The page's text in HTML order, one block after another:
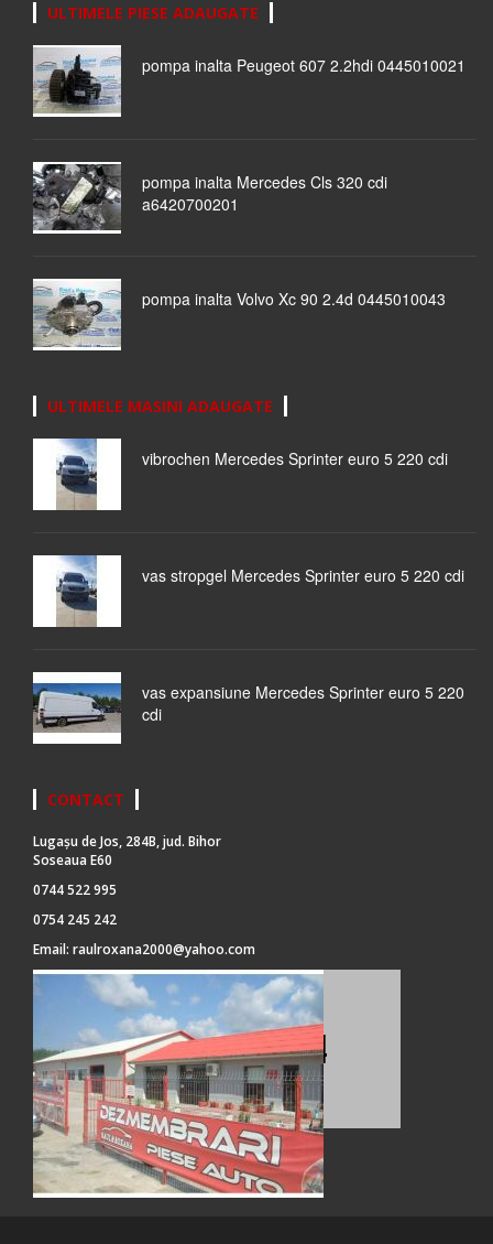
ULTIMELE PIESE ADAUGATE
pompa inalta Peugeot 607 2.2hdi 0445010021
pompa inalta Mercedes Cls 320 cdi
a6420700201
pompa inalta Volvo Xc 90 2.4d 0445010043
ULTIMELE MASINI ADAUGATE
vibrochen Mercedes Sprinter euro 5 220 cdi
vas stropgel Mercedes Sprinter euro 5 220 cdi
vas expansiune Mercedes Sprinter euro 5 220
cdi
CONTACT
Lugașu de Jos, 284B, jud. Bihor
Soseaua E60
0744 522 995
0754 245 242
Email: raulroxana2000@yahoo.com